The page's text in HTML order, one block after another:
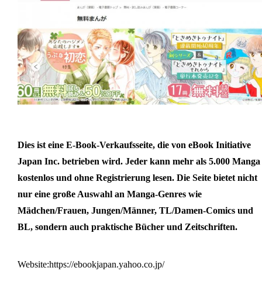
Dies ist eine E-Book-Verkaufsseite, die von eBook Initiative
Japan Inc. betrieben wird. Jeder kann mehr als 5.000 Manga
kostenlos und ohne Registrierung lesen. Die Seite bietet nicht
nur eine große Auswahl an Manga-Genres wie
Mädchen/Frauen, Jungen/Männer, TL/Damen-Comics und
BL, sondern auch praktische Bücher und Zeitschriften.
Website:https://ebookjapan.yahoo.co.jp/